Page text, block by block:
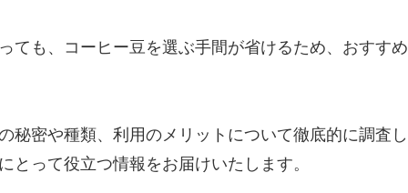
ても、コーヒー豆を選ぶ手間が省けるため、おすすめ
秘密や種類、利用のメリットについて徹底的に調査し
とって役立つ情報をお届けいたします。